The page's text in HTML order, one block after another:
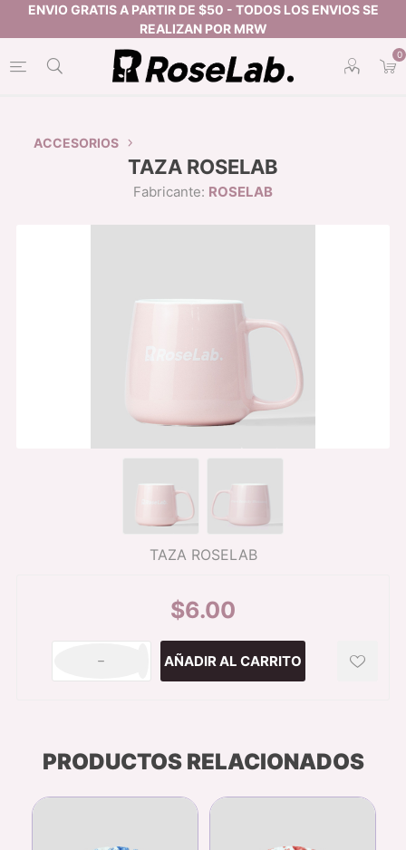
0
ACCESORIOS
TAZA ROSELAB
Fabricante: ROSELAB
TAZA ROSELAB
$6.00
h
PRODUCTOS RELACIONADOS